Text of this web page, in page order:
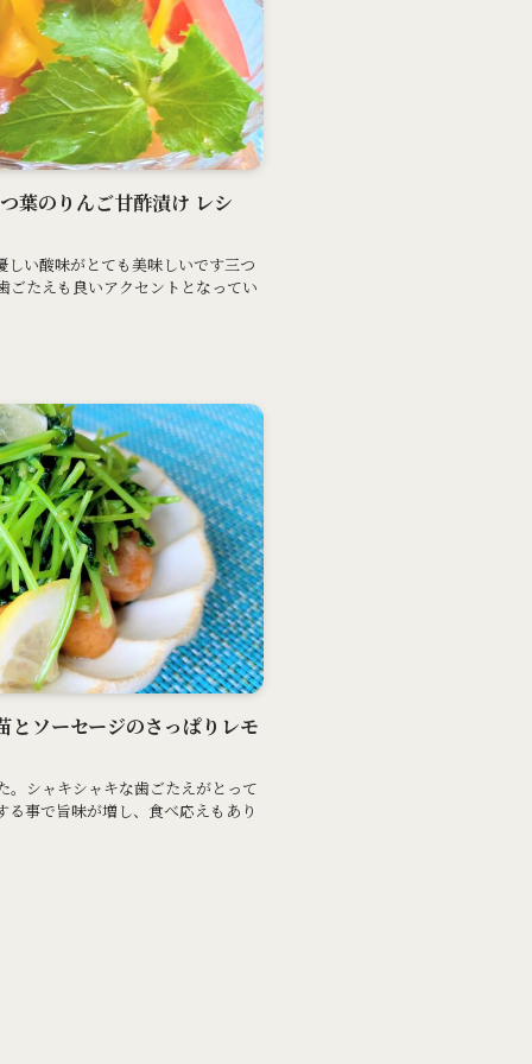
葉のりんご甘酢漬け レシ
い酸味がとても美味しいです三つ
ごたえも良いアクセントとなってい
ソーセージのさっぱりレモ
。シャキシャキな歯ごたえがとって
事で旨味が増し、食べ応えもあり